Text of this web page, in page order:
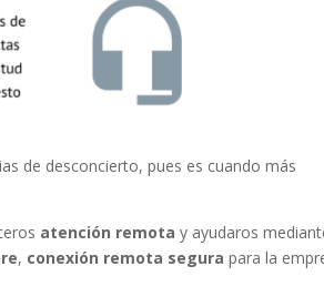
de desconcierto, pues es cuando más
atención remota y ayudaros
, conexión remota segura para la